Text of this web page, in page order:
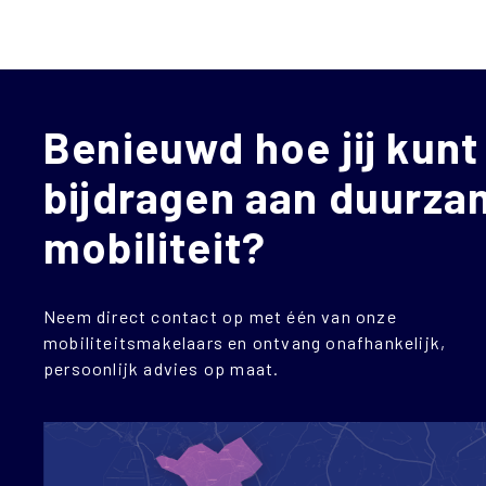
Benieuwd hoe jij kunt
bijdragen aan
mobiliteit?
Neem direct contact op met één van onze
mobiliteitsmakelaars en ontvang onafhankelijk,
persoonlijk advies op maat.